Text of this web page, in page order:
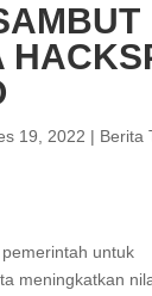
19, 2022 | Berita
untuk
meningkatkan